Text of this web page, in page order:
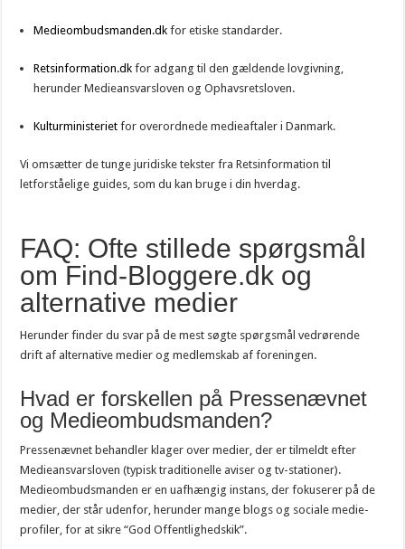
Medieombudsmanden.dk for etiske standarder.
Retsinformation.dk for adgang til den gældende lovgivning,
herunder Medieansvarsloven og Ophavsretsloven.
Kulturministeriet for overordnede medieaftaler i Danmark.
Vi omsætter de tunge juridiske tekster fra Retsinformation til
letforståelige guides, som du kan bruge i din hverdag.
FAQ: Ofte stillede spørgsmål
om Find-Bloggere.dk og
alternative medier
Herunder finder du svar på de mest søgte spørgsmål vedrørende
drift af alternative medier og medlemskab af foreningen.
Hvad er forskellen på Pressenævnet
og Medieombudsmanden?
Pressenævnet behandler klager over medier, der er tilmeldt efter
Medieansvarsloven (typisk traditionelle aviser og tv-stationer).
Medieombudsmanden er en uafhængig instans, der fokuserer på de
medier, der står udenfor, herunder mange blogs og sociale medie-
profiler, for at sikre “God Offentlighedskik”.